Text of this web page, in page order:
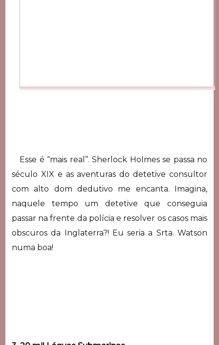
Esse é “mais real”. Sherlock Holmes se passa no
século XIX e as aventuras do detetive consultor
com alto dom dedutivo me encanta. Imagina,
naquele tempo um detetive que conseguia
passar na frente da polícia e resolver os casos mais
obscuros da Inglaterra?! Eu seria a Srta. Watson
numa boa!